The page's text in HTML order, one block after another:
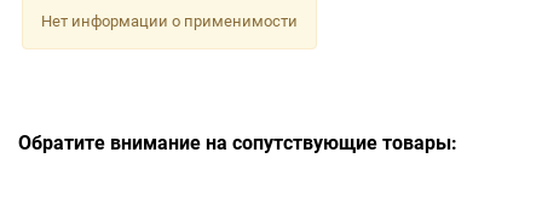
Нет информации о применимости
Обратите внимание на сопутствующие товары: